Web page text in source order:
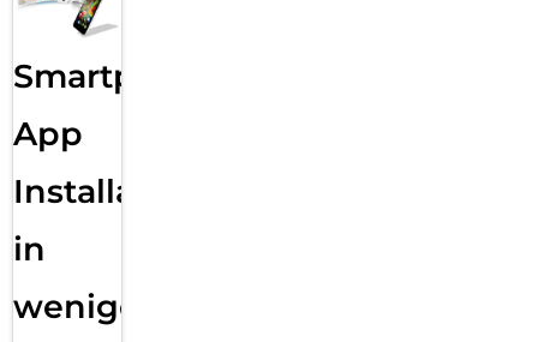
Smartphone
App
Installation
in
wenigen